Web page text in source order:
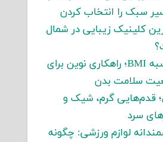
سبک را انتخاب کردن
کلینیک زیبایی در شمال
ربات محاسبه BMI؛ راهکاری نوین برای
سلامت بدن
قدم‌هایی گرم، شیک و
سرد
لوازم ورزشی: چگونه